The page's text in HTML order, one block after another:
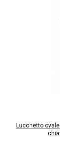
Lucchetto